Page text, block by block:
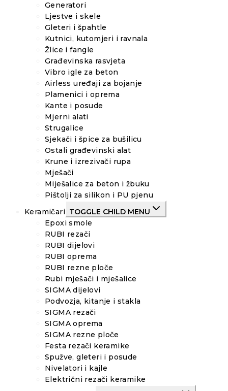
Generatori
Ljestve i skele
Gleteri i špahtle
Kutnici, kutomjeri i ravnala
Žlice i fangle
Građevinska rasvjeta
Vibro igle za beton
Airless uređaji za bojanje
Plamenici i oprema
Kante i posude
Mjerni alati
Strugalice
Sjekači i špice za bušilicu
Ostali građevinski alat
Krune i izrezivači rupa
Mješači
Miješalice za beton i žbuku
Pištolji za silikon i PU pjenu
Keramičari TOGGLE CHILD MENU
Epoxi smole
RUBI rezači
RUBI dijelovi
RUBI oprema
RUBI rezne ploče
Rubi mješači i mješalice
SIGMA dijelovi
Podvozja, kitanje i stakla
SIGMA rezači
SIGMA oprema
SIGMA rezne ploče
Festa rezači keramike
Spužve, gleteri i posude
Nivelatori i kajle
Električni rezači keramike